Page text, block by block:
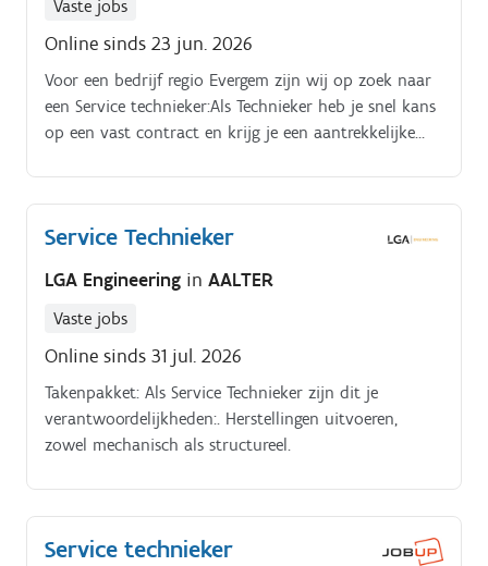
Vaste jobs
Online sinds 23 jun. 2026
Voor een bedrijf regio Evergem zijn wij op zoek naar
een Service technieker:Als Technieker heb je snel kans
op een vast contract en krijg je een aantrekkelijke
verplaatsing. Je staat in voor het onderhoud en
herstellingen van dit luxe product
Service Technieker
LGA Engineering in AALTER
Vaste jobs
Online sinds 31 jul. 2026
Takenpakket: Als Service Technieker zijn dit je
verantwoordelijkheden:. Herstellingen uitvoeren,
zowel mechanisch als structureel.
Service technieker